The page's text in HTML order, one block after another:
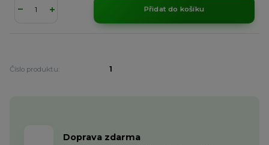
Přidat do košíku
Číslo produktu: 1
Doprava zdarma